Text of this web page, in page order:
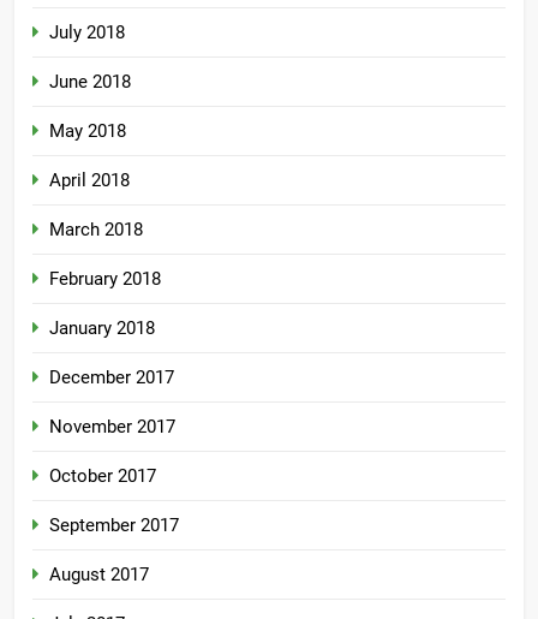
July 2018
June 2018
May 2018
April 2018
March 2018
February 2018
January 2018
December 2017
November 2017
October 2017
September 2017
August 2017